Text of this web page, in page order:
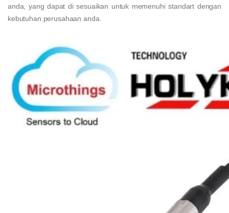
anda, yang dapat di sesuaikan untuk memenuhi standart dengan
kebutuhan perusahaan anda.